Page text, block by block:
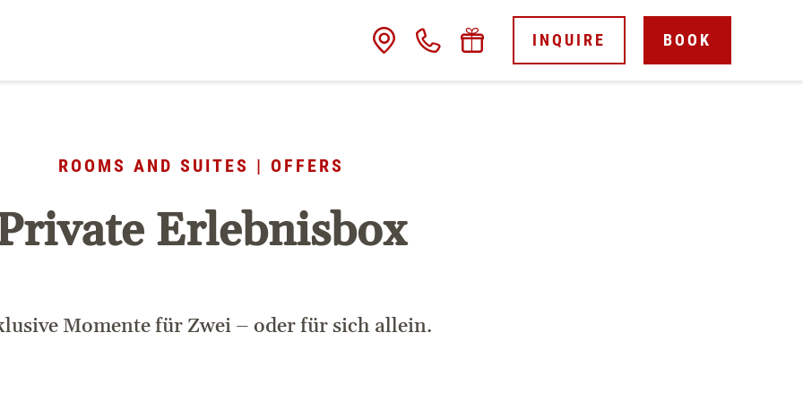
INQUIRE BOOK
ROOMS AND SUITES | OFFERS
Erlebnisbox
Momente für Zwei – oder für sich allein.